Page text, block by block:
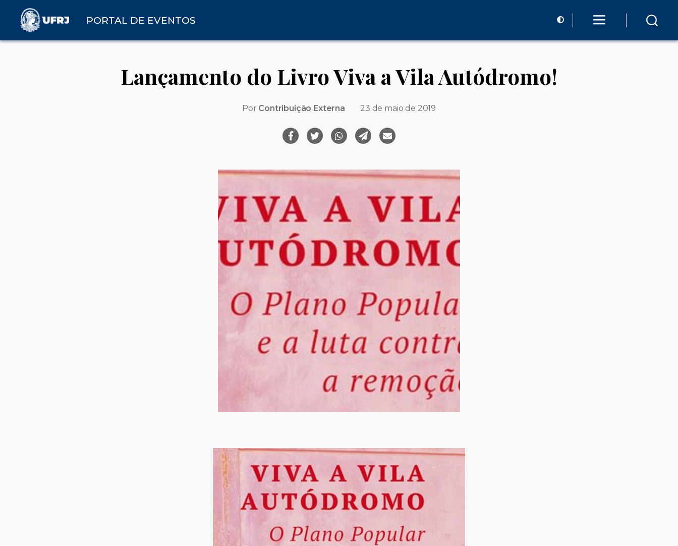
PORTAL DE EVENTOS
Lançamento do Livro Viva a Vila Autódromo!
Por Contribuição Externa 23 de maio de 2019